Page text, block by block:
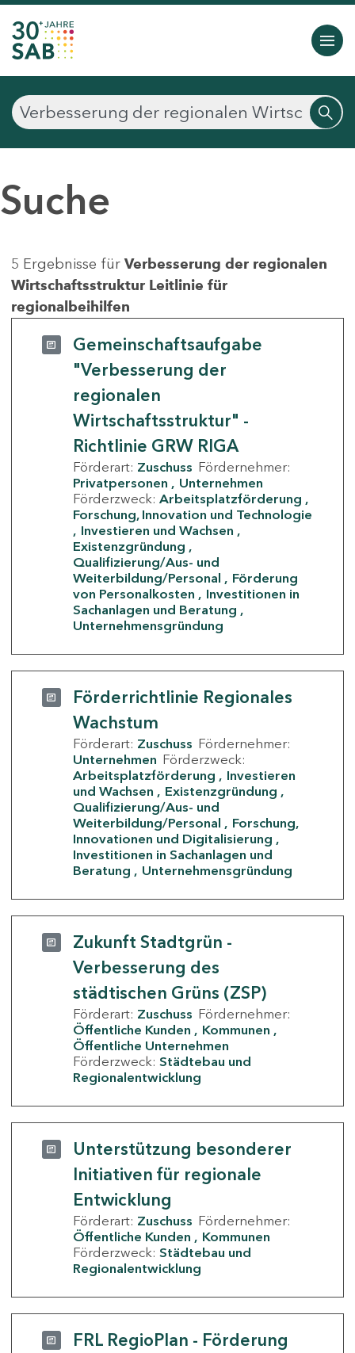
Suche
5 Ergebnisse für Verbesserung der regionalen
Wirtschaftsstruktur Leitlinie für
regionalbeihilfen
Gemeinschaftsaufgabe
"Verbesserung der
regionalen
Wirtschaftsstruktur" -
Richtlinie GRW RIGA
Förderart: Zuschuss Fördernehmer:
Privatpersonen
Unternehmen
Förderzweck: Arbeitsplatzförderung
Forschung, Innovation und Technologie
Investieren und Wachsen
Existenzgründung
Qualifizierung/Aus- und
Weiterbildung/Personal
Förderung
von Personalkosten
Investitionen in
Sachanlagen und Beratung
Unternehmensgründung
Förderrichtlinie Regionales
Wachstum
Förderart: Zuschuss Fördernehmer:
Unternehmen Förderzweck:
Arbeitsplatzförderung
Investieren
und Wachsen
Existenzgründung
Qualifizierung/Aus- und
Weiterbildung/Personal
Forschung,
Innovationen und Digitalisierung
Investitionen in Sachanlagen und
Beratung
Unternehmensgründung
Zukunft Stadtgrün -
Verbesserung des
städtischen Grüns (ZSP)
Förderart: Zuschuss Fördernehmer:
Öffentliche Kunden
Kommunen
Öffentliche Unternehmen
Förderzweck: Städtebau und
Regionalentwicklung
Unterstützung besonderer
Initiativen für regionale
Entwicklung
Förderart: Zuschuss Fördernehmer:
Öffentliche Kunden
Kommunen
Förderzweck: Städtebau und
Regionalentwicklung
FRL RegioPlan - Förderung